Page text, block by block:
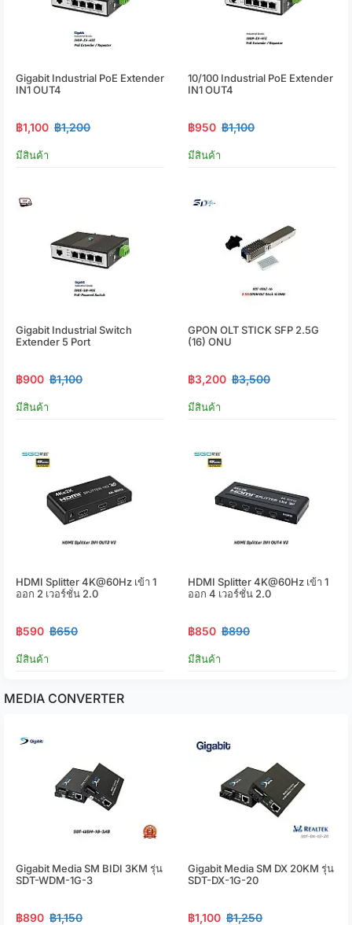
Gigabit Industrial PoE Extender
IN1 OUT4
฿1,100 ฿1,200
มีสินค้า
10/100 Industrial PoE Extender
IN1 OUT4
฿950 ฿1,100
มีสินค้า
Gigabit Industrial Switch
Extender 5 Port
฿900 ฿1,100
มีสินค้า
GPON OLT STICK SFP 2.5G
(16) ONU
฿3,200 ฿3,500
มีสินค้า
HDMI Splitter 4K@60Hz เข้า 1
ออก 2 เวอร์ชั่น 2.0
฿590 ฿650
มีสินค้า
HDMI Splitter 4K@60Hz เข้า 1
ออก 4 เวอร์ชั่น 2.0
฿850 ฿890
มีสินค้า
MEDIA CONVERTER
Gigabit Media SM BIDI 3KM รุ่น
SDT-WDM-1G-3
฿890 ฿1,150
Gigabit Media SM DX 20KM รุ่น
SDT-DX-1G-20
฿1,100 ฿1,250